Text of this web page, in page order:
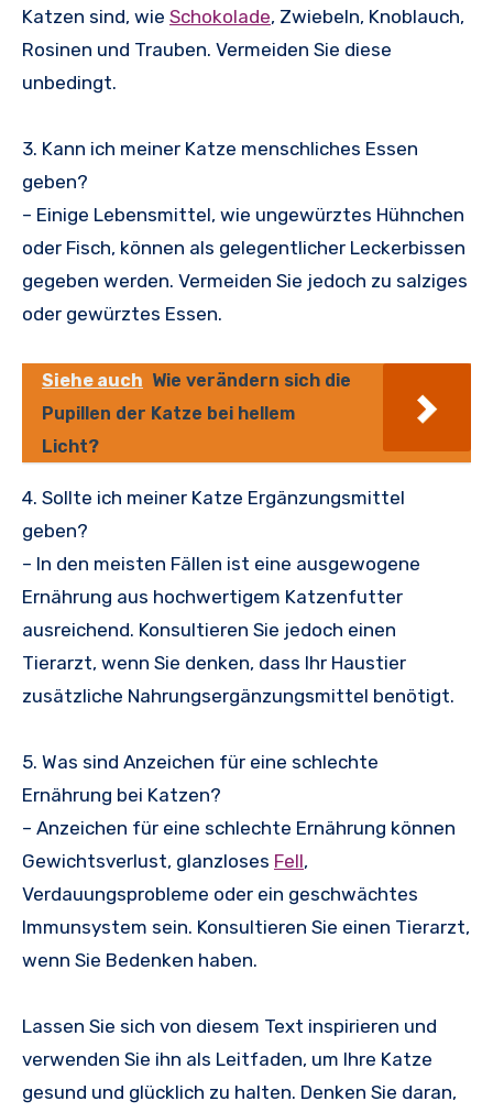
Katzen sind, wie Schokolade, Zwiebeln, Knoblauch,
Rosinen und Trauben. Vermeiden Sie diese
unbedingt.
3. Kann ich meiner Katze menschliches Essen
geben?
– Einige Lebensmittel, wie ungewürztes Hühnchen
oder Fisch, können als gelegentlicher Leckerbissen
gegeben werden. Vermeiden Sie jedoch zu salziges
oder gewürztes Essen.
Siehe auch Wie verändern sich die
Pupillen der Katze bei hellem
Licht?
4. Sollte ich meiner Katze Ergänzungsmittel
geben?
– In den meisten Fällen ist eine ausgewogene
Ernährung aus hochwertigem Katzenfutter
ausreichend. Konsultieren Sie jedoch einen
Tierarzt, wenn Sie denken, dass Ihr Haustier
zusätzliche Nahrungsergänzungsmittel benötigt.
5. Was sind Anzeichen für eine schlechte
Ernährung bei Katzen?
– Anzeichen für eine schlechte Ernährung können
Gewichtsverlust, glanzloses Fell,
Verdauungsprobleme oder ein geschwächtes
Immunsystem sein. Konsultieren Sie einen Tierarzt,
wenn Sie Bedenken haben.
Lassen Sie sich von diesem Text inspirieren und
verwenden Sie ihn als Leitfaden, um Ihre Katze
gesund und glücklich zu halten. Denken Sie daran,